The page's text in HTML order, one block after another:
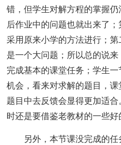
错，但学生对解方程的掌握
后作业中的问题也就出来了
采用原来小学的方法进行；
是一个大问题；所以总的说
完成基本的课堂任务；学生
机会，看来对求解的题目，
题目中去反馈会显得更加适
时还是要借鉴老教材的一些好
另外，本节课没完成的任